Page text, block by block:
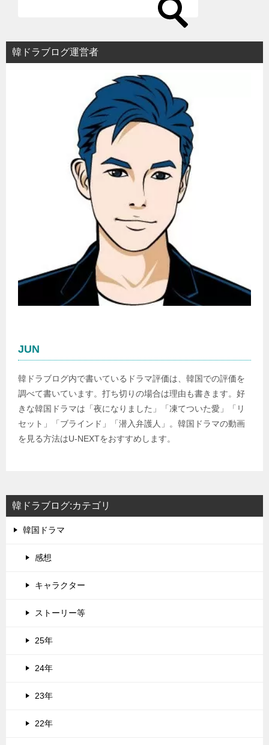
ョ
ン
韓ドラブログ運営者
JUN
韓ドラブログ内で書いているドラマ評価は、韓国での評価を
調べて書いています。打ち切りの場合は理由も書きます。好
きな韓国ドラマは「夜になりました」「凍てついた愛」「リ
セット」「ブラインド」「潜入弁護人」。韓国ドラマの動画
を見る方法はU-NEXTをおすすめします。
韓ドラブログ:カテゴリ
韓国ドラマ
感想
キャラクター
ストーリー等
25年
24年
23年
22年